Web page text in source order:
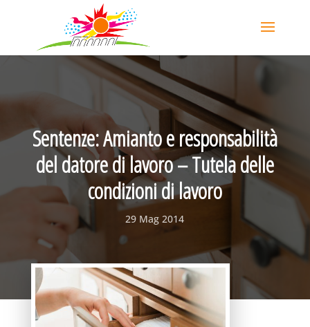
Sentenze: Amianto e responsabilità
del datore di lavoro – Tutela delle
condizioni di lavoro
29 Mag 2014